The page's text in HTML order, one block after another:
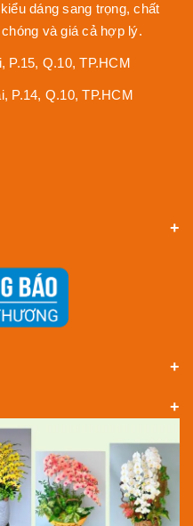
dáng sang trọng, chất
và giá cả hợp lý.
P.15, Q.10, TP.HCM
P.14, Q.10, TP.HCM